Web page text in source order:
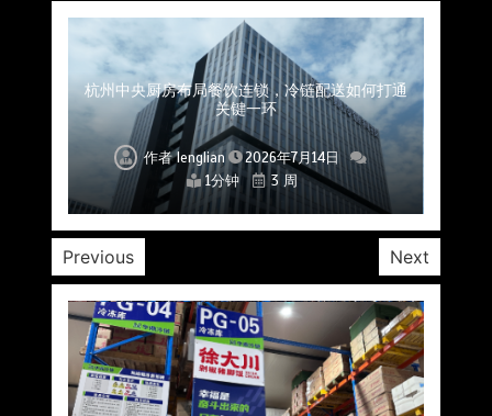
上海餐饮连锁加速，冷链配送如何破解冻品食材
流通难题？
作者lenglian
2026年7月14日
1分钟
3 周
杭州中央厨房布局餐饮连锁，冷链配送如何打通
关键一环
作者lenglian
2026年7月14日
1分钟
3 周
北京餐饮企业如何选择冷链公司？
作者lenglian
2026年7月14日
1分钟
3 周
深圳冷链物流如何护航餐饮连锁？冻品食材流通
全解析
作者lenglian
2026年7月14日
1分钟
3 周
北京餐饮仓配一体化的核心价值与落地实践解析
作者lenglian
2026年7月14日
1分钟
3 周
武汉冻品配送三要素：控温、时效、低成本如何
兼得？
作者lenglian
2026年7月14日
1分钟
3 周
重庆冷链布局解冻食材运输密码，餐饮连锁如何
稳控品质？
作者lenglian
2026年7月14日
1分钟
3 周
Previous Next